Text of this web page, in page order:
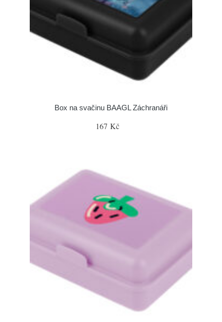
Box na svačinu BAAGL Záchranáři
167 Kč